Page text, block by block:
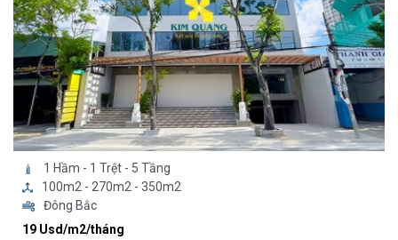
1 Hầm - 1 Trệt - 5 Tầng
100m2 - 270m2 - 350m2
Đông Bắc
19 Usd/m2/tháng